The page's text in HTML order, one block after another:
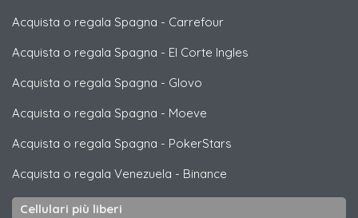
Acquista o regala Spagna - Carrefour
Acquista o regala Spagna - El Corte Ingles
Acquista o regala Spagna - Glovo
Acquista o regala Spagna - Moeve
Acquista o regala Spagna - PokerStars
Acquista o regala Venezuela - Binance
Cellulari più liberi